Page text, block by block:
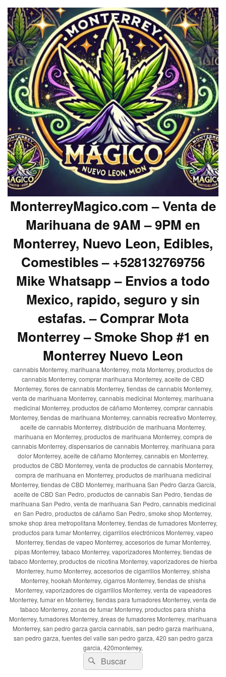
MonterreyMagico.com – Venta de
Marihuana de 9AM – 9PM en
Monterrey, Nuevo Leon, Edibles,
Comestibles – +528132769756
Mike Whatsapp – Envios a todo
Mexico, rapido, seguro y sin
estafas. – Comprar Mota
Monterrey – Smoke Shop #1 en
Monterrey Nuevo Leon
cannabis Monterrey, marihuana Monterrey, mota Monterrey, productos de
cannabis Monterrey, comprar marihuana Monterrey, aceite de CBD
Monterrey, flores de cannabis Monterrey, tiendas de cannabis Monterrey,
venta de marihuana Monterrey, cannabis medicinal Monterrey, marihuana
medicinal Monterrey, productos de cáñamo Monterrey, comprar cannabis
Monterrey, tiendas de marihuana Monterrey, cannabis recreativo Monterrey,
aceite de cannabis Monterrey, distribución de marihuana Monterrey,
marihuana en Monterrey, productos de marihuana Monterrey, compra de
cannabis Monterrey, dispensarios de cannabis Monterrey, marihuana para
dolor Monterrey, aceite de cáñamo Monterrey, cannabis en Monterrey,
productos de CBD Monterrey, venta de productos de cannabis Monterrey,
compra de marihuana en Monterrey, productos de marihuana medicinal
Monterrey, tiendas de CBD Monterrey, marihuana San Pedro Garza García,
aceite de CBD San Pedro, productos de cannabis San Pedro, tiendas de
marihuana San Pedro, venta de marihuana San Pedro, cannabis medicinal
en San Pedro, productos de cáñamo San Pedro, smoke shop Monterrey,
smoke shop área metropolitana Monterrey, tiendas de fumadores Monterrey,
productos para fumar Monterrey, cigarrillos electrónicos Monterrey, vapeo
Monterrey, tiendas de vapeo Monterrey, accesorios de fumar Monterrey,
pipas Monterrey, tabaco Monterrey, vaporizadores Monterrey, tiendas de
tabaco Monterrey, productos de nicotina Monterrey, vaporizadores de hierba
Monterrey, humo Monterrey, accesorios de cigarrillos Monterrey, shisha
Monterrey, hookah Monterrey, cigarros Monterrey, tiendas de shisha
Monterrey, vaporizadores de cigarrillos Monterrey, venta de vapeadores
Monterrey, fumar en Monterrey, tiendas para fumadores Monterrey, venta de
tabaco Monterrey, zonas de fumar Monterrey, productos para shisha
Monterrey, fumadores Monterrey, áreas de fumadores Monterrey, marihuana
Monterrey, san pedro garza garcia cannabis, san pedro garza marihuana,
san pedro garza, fuentes del valle san pedro garza, 420 san pedro garza
garcia, 420monterrey,
Buscar
por:
Buscar